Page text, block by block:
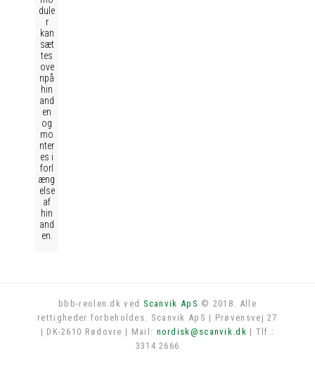
dule
r
kan
sæt
tes
ove
npå
hin
and
en
og
mo
nter
es i
forl
æng
else
af
hin
and
en.
bbb-reolen.dk ved Scanvik ApS © 2018. Alle
rettigheder forbeholdes. Scanvik ApS | Prøvensvej 27
| DK-2610 Rødovre | Mail: nordisk@scanvik.dk | Tlf.:
3314 2666
Log in